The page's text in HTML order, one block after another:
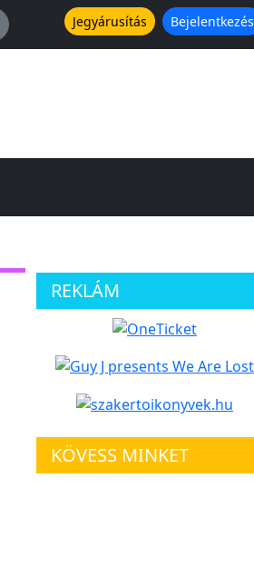
Jegyárusítás Bejelentkezés
REKLÁM
KÖVESS MINKET